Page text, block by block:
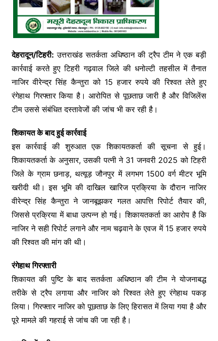
देहरादून/टिहरी: उत्तराखंड सतर्कता अधिष्ठान की ट्रैप टीम ने एक बड़ी
कार्रवाई करते हुए टिहरी गढ़वाल जिले की धनोल्टी तहसील में तैनात
नाजिर वीरेन्द्र सिंह कैन्तुरा को 15 हजार रुपये की रिश्वत लेते हुए
रंगेहाथ गिरफ्तार किया है। आरोपित से पूछताछ जारी है और विजिलेंस
टीम उससे संबंधित दस्तावेजों की जांच भी कर रही है।
शिकायत के बाद हुई कार्रवाई
इस कार्रवाई की शुरुआत एक शिकायतकर्ता की सूचना से हुई।
शिकायतकर्ता के अनुसार, उसकी पत्नी ने 31 जनवरी 2025 को टिहरी
जिले के ग्राम छनाड़, थत्यूड़ जौनपुर में लगभग 1500 वर्ग मीटर भूमि
खरीदी थी। इस भूमि की दाखिल खारिज प्रक्रिया के दौरान नाजिर
वीरेन्द्र सिंह कैन्तुरा ने जानबूझकर गलत आपत्ति रिपोर्ट तैयार की,
जिससे प्रक्रिया में बाधा उत्पन्न हो गई। शिकायतकर्ता का आरोप है कि
नाजिर ने सही रिपोर्ट लगाने और नाम चढ़वाने के एवज में 15 हजार रुपये
की रिश्वत की मांग की थी।
रंगेहाथ गिरफ्तारी
शिकायत की पुष्टि के बाद सतर्कता अधिष्ठान की टीम ने योजनाबद्ध
तरीके से ट्रैप लगाया और नाजिर को रिश्वत लेते हुए रंगेहाथ पकड़
लिया। गिरफ्तार नाजिर को पूछताछ के लिए हिरासत में लिया गया है और
पूरे मामले की गहराई से जांच की जा रही है।